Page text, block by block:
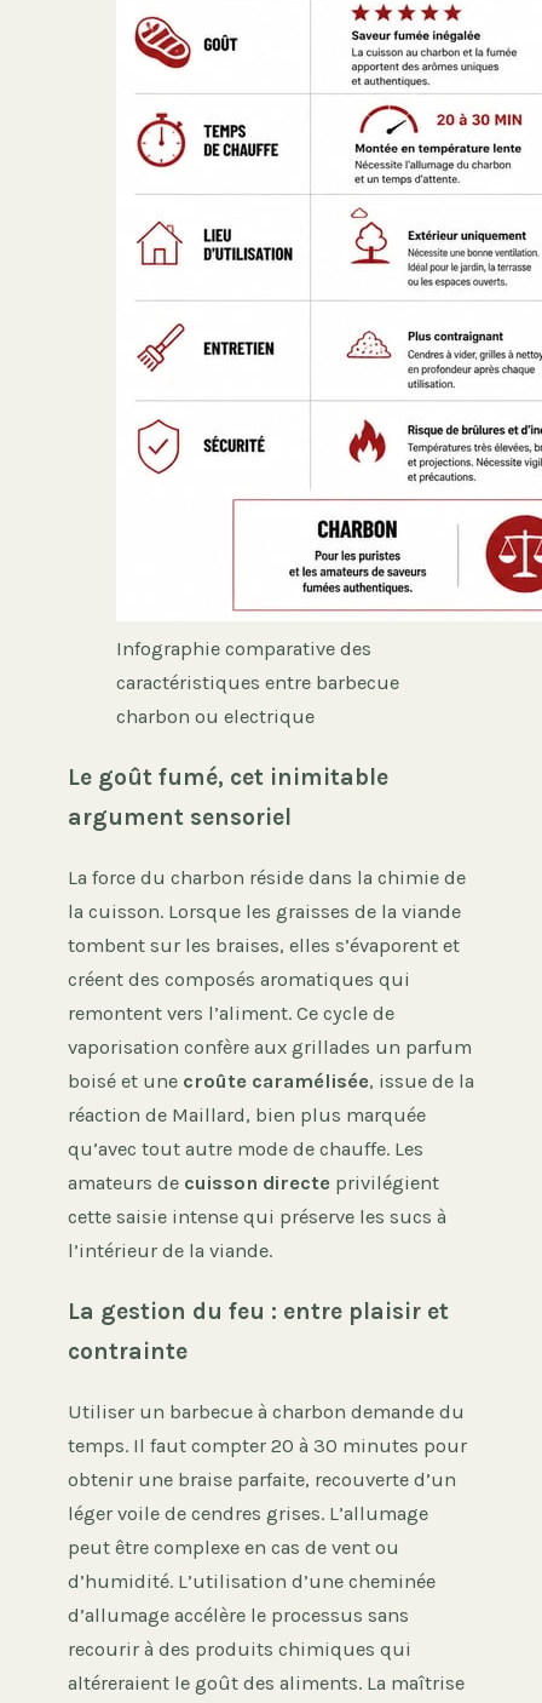
Infographie comparative des
caractéristiques entre barbecue
charbon ou electrique
Le goût fumé, cet inimitable
argument sensoriel
La force du charbon réside dans la chimie de
la cuisson. Lorsque les graisses de la viande
tombent sur les braises, elles s’évaporent et
créent des composés aromatiques qui
remontent vers l’aliment. Ce cycle de
vaporisation confère aux grillades un parfum
boisé et une croûte caramélisée, issue de la
réaction de Maillard, bien plus marquée
qu’avec tout autre mode de chauffe. Les
amateurs de cuisson directe privilégient
cette saisie intense qui préserve les sucs à
l’intérieur de la viande.
La gestion du feu : entre plaisir et
contrainte
Utiliser un barbecue à charbon demande du
temps. Il faut compter 20 à 30 minutes pour
obtenir une braise parfaite, recouverte d’un
léger voile de cendres grises. L’allumage
peut être complexe en cas de vent ou
d’humidité. L’utilisation d’une cheminée
d’allumage accélère le processus sans
recourir à des produits chimiques qui
altéreraient le goût des aliments. La maîtrise